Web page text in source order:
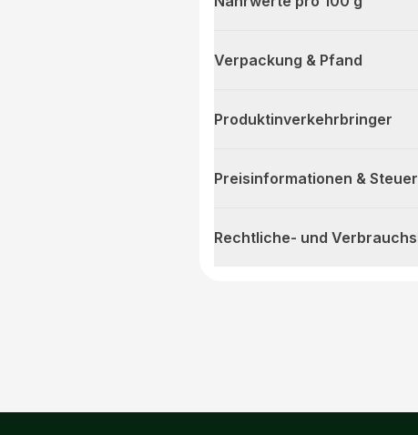
Verpackung & Pfand
Produktinverkehrbringer
Preisinformationen &
Rechtliche- und